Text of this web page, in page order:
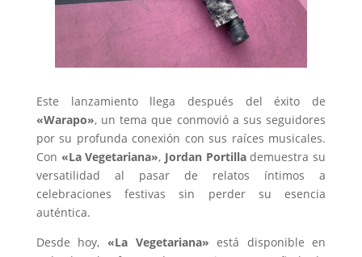
Este lanzamiento llega después del éxito de
«Warapo», un tema que conmovió a sus seguidores
por su profunda conexión con sus raíces musicales.
Con «La Vegetariana», Jordan Portillademuestra su
versatilidad al pasar de relatos íntimos a
celebraciones festivas sin perder su esencia
auténtica.
Desde hoy, «La Vegetariana» está disponible en